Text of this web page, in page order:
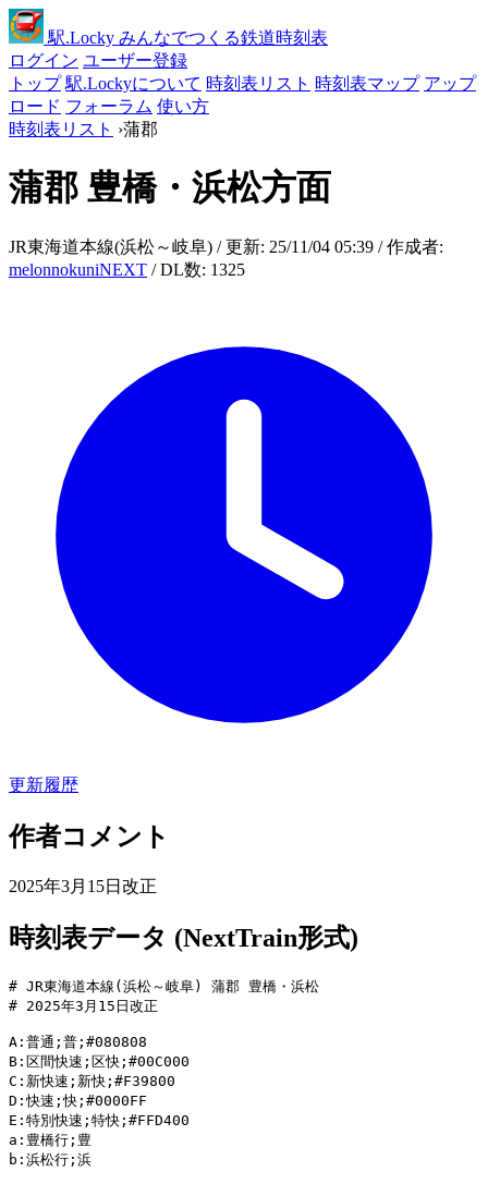
駅.Locky みんなでつくる鉄道時刻表
ログイン ユーザー登録
トップ 駅.Lockyについて 時刻表リスト 時刻表マップ アップ
ロード フォーラム 使い方
時刻表リスト ›蒲郡
蒲郡 豊橋・浜松方面
JR東海道本線(浜松～岐阜) / 更新: 25/11/04 05:39 / 作成者:
melonnokuniNEXT / DL数: 1325
更新履歴
作者コメント
2025年3月15日改正
時刻表データ (NextTrain形式)
# JR東海道本線(浜松～岐阜) 蒲郡 豊橋・浜松
# 2025年3月15日改正
A:普通;普;#080808
B:区間快速;区快;#00C000
C:新快速;新快;#F39800
D:快速;快;#0000FF
E:特別快速;特快;#FFD400
a:豊橋行;豊
b:浜松行;浜